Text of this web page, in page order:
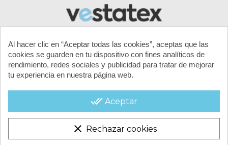
CONTACTA CON NOSOTROS
CONDICIONES COMERCIALES
Al hacer clic en “Aceptar todas las cookies”, aceptas que las
cookies se guarden en tu dispositivo con fines analíticos de
rendimiento, redes sociales y publicidad para tratar de mejorar
tu experiencia en nuestra página web.
done_all Aceptar
clear Rechazar cookies